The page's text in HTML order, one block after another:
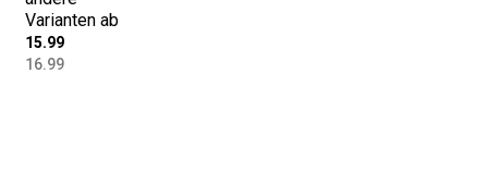
Baumwolle 600
g/qm gelb
Varianten ab
15.99
16.99